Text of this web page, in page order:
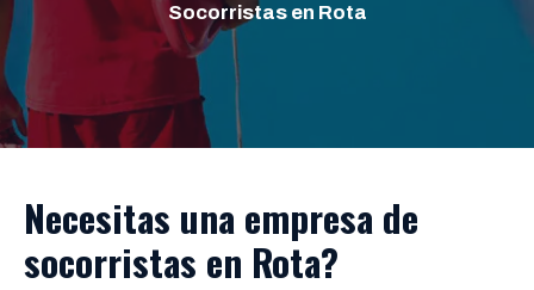
Socorristas en Rota
Necesitas una empresa de
socorristas en Rota?